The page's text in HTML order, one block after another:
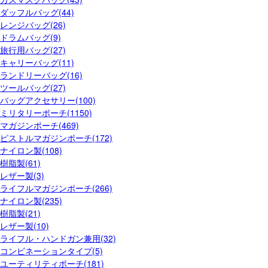
ダッフルバッグ(44)
レンジバッグ(26)
ドラムバッグ(9)
旅行用バッグ(27)
キャリーバッグ(11)
ランドリーバッグ(16)
ツールバッグ(27)
バッグアクセサリー(100)
ミリタリーポーチ(1150)
マガジンポーチ(469)
ピストルマガジンポーチ(172)
ナイロン製(108)
樹脂製(61)
レザー製(3)
ライフルマガジンポーチ(266)
ナイロン製(235)
樹脂製(21)
レザー製(10)
ライフル・ハンドガン兼用(32)
コンビネーションタイプ(5)
ユーティリティポーチ(181)